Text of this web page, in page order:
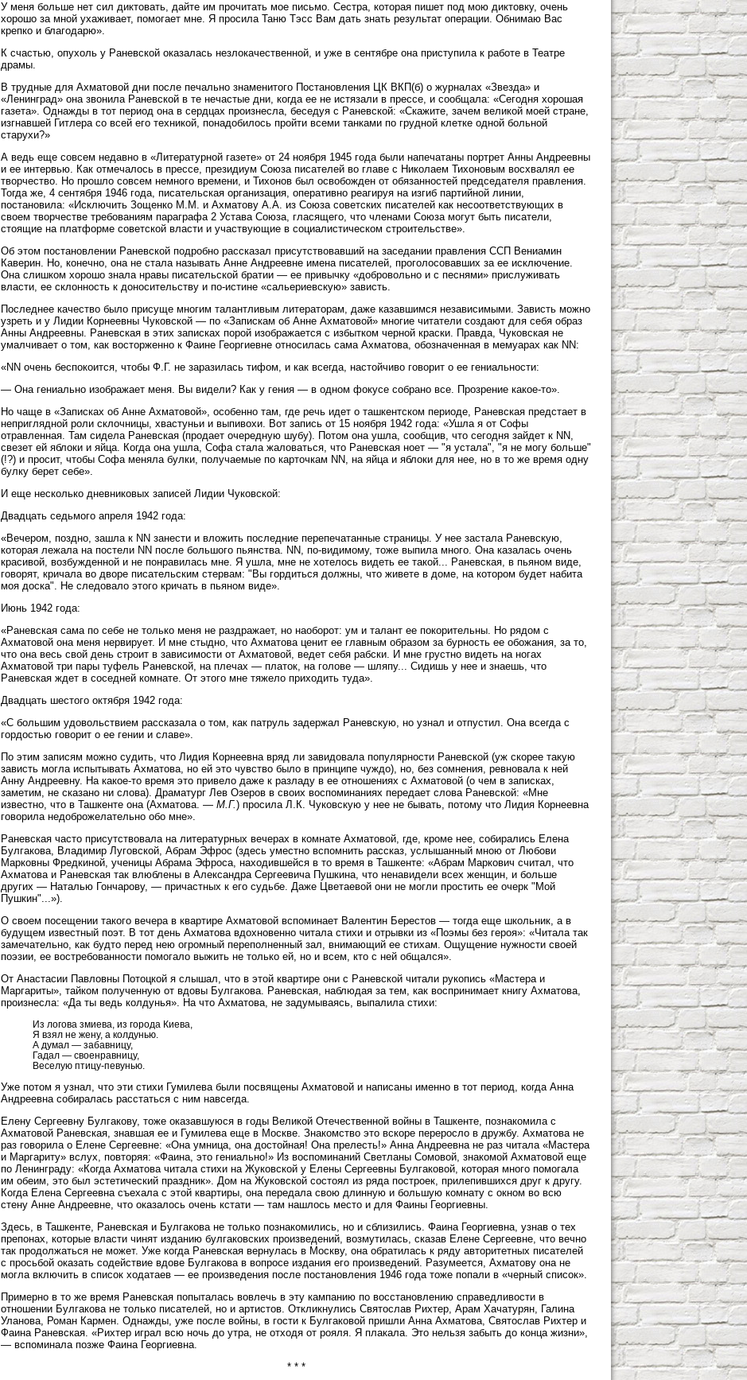
У меня больше нет сил диктовать, дайте им прочитать мое письмо. Сестра, которая пишет под мою диктовку, очень
хорошо за мной ухаживает, помогает мне. Я просила Таню Тэсс Вам дать знать результат операции. Обнимаю Вас
крепко и благодарю».
К счастью, опухоль у Раневской оказалась незлокачественной, и уже в сентябре она приступила к работе в Театре
драмы.
В трудные для Ахматовой дни после печально знаменитого Постановления ЦК ВКП(б) о журналах «Звезда» и
«Ленинград» она звонила Раневской в те нечастые дни, когда ее не истязали в прессе, и сообщала: «Сегодня хорошая
газета». Однажды в тот период она в сердцах произнесла, беседуя с Раневской: «Скажите, зачем великой моей стране,
изгнавшей Гитлера со всей его техникой, понадобилось пройти всеми танками по грудной клетке одной больной
старухи?»
А ведь еще совсем недавно в «Литературной газете» от 24 ноября 1945 года были напечатаны портрет Анны Андреевны
и ее интервью. Как отмечалось в прессе, президиум Союза писателей во главе с Николаем Тихоновым восхвалял ее
творчество. Но прошло совсем немного времени, и Тихонов был освобожден от обязанностей председателя правления.
Тогда же, 4 сентября 1946 года, писательская организация, оперативно реагируя на изгиб партийной линии,
постановила: «Исключить Зощенко М.М. и Ахматову А.А. из Союза советских писателей как несоответствующих в
своем творчестве требованиям параграфа 2 Устава Союза, гласящего, что членами Союза могут быть писатели,
стоящие на платформе советской власти и участвующие в социалистическом строительстве».
Об этом постановлении Раневской подробно рассказал присутствовавший на заседании правления ССП Вениамин
Каверин. Но, конечно, она не стала называть Анне Андреевне имена писателей, проголосовавших за ее исключение.
Она слишком хорошо знала нравы писательской братии — ее привычку «добровольно и с песнями» прислуживать
власти, ее склонность к доносительству и по-истине «сальериевскую» зависть.
Последнее качество было присуще многим талантливым литераторам, даже казавшимся независимыми. Зависть можно
узреть и у Лидии Корнеевны Чуковской — по «Запискам об Анне Ахматовой» многие читатели создают для себя образ
Анны Андреевны. Раневская в этих записках порой изображается с избытком черной краски. Правда, Чуковская не
умалчивает о том, как восторженно к Фаине Георгиевне относилась сама Ахматова, обозначенная в мемуарах как NN:
«NN очень беспокоится, чтобы Ф.Г. не заразилась тифом, и как всегда, настойчиво говорит о ее гениальности:
— Она гениально изображает меня. Вы видели? Как у гения — в одном фокусе собрано все. Прозрение какое-то».
Но чаще в «Записках об Анне Ахматовой», особенно там, где речь идет о ташкентском периоде, Раневская предстает в
неприглядной роли склочницы, хвастуньи и выпивохи. Вот запись от 15 ноября 1942 года: «Ушла я от Софы
отравленная. Там сидела Раневская (продает очередную шубу). Потом она ушла, сообщив, что сегодня зайдет к NN,
свезет ей яблоки и яйца. Когда она ушла, Софа стала жаловаться, что Раневская ноет — "я устала", "я не могу больше"
(!?) и просит, чтобы Софа меняла булки, получаемые по карточкам NN, на яйца и яблоки для нее, но в то же время одну
булку берет себе».
И еще несколько дневниковых записей Лидии Чуковской:
Двадцать седьмого апреля 1942 года:
«Вечером, поздно, зашла к NN занести и вложить последние перепечатанные страницы. У нее застала Раневскую,
которая лежала на постели NN после большого пьянства. NN, по-видимому, тоже выпила много. Она казалась очень
красивой, возбужденной и не понравилась мне. Я ушла, мне не хотелось видеть ее такой... Раневская, в пьяном виде,
говорят, кричала во дворе писательским стервам: "Вы гордиться должны, что живете в доме, на котором будет набита
моя доска". Не следовало этого кричать в пьяном виде».
Июнь 1942 года:
«Раневская сама по себе не только меня не раздражает, но наоборот: ум и талант ее покорительны. Но рядом с
Ахматовой она меня нервирует. И мне стыдно, что Ахматова ценит ее главным образом за бурность ее обожания, за то,
что она весь свой день строит в зависимости от Ахматовой, ведет себя рабски. И мне грустно видеть на ногах
Ахматовой три пары туфель Раневской, на плечах — платок, на голове — шляпу... Сидишь у нее и знаешь, что
Раневская ждет в соседней комнате. От этого мне тяжело приходить туда».
Двадцать шестого октября 1942 года:
«С большим удовольствием рассказала о том, как патруль задержал Раневскую, но узнал и отпустил. Она всегда с
гордостью говорит о ее гении и славе».
По этим записям можно судить, что Лидия Корнеевна вряд ли завидовала популярности Раневской (уж скорее такую
зависть могла испытывать Ахматова, но ей это чувство было в принципе чуждо), но, без сомнения, ревновала к ней
Анну Андреевну. На какое-то время это привело даже к разладу в ее отношениях с Ахматовой (о чем в записках,
заметим, не сказано ни слова). Драматург Лев Озеров в своих воспоминаниях передает слова Раневской: «Мне
известно, что в Ташкенте она (Ахматова. — М.Г.) просила Л.К. Чуковскую у нее не бывать, потому что Лидия Корнеевна
говорила недоброжелательно обо мне».
Раневская часто присутствовала на литературных вечерах в комнате Ахматовой, где, кроме нее, собирались Елена
Булгакова, Владимир Луговской, Абрам Эфрос (здесь уместно вспомнить рассказ, услышанный мною от Любови
Марковны Фредкиной, ученицы Абрама Эфроса, находившейся в то время в Ташкенте: «Абрам Маркович считал, что
Ахматова и Раневская так влюблены в Александра Сергеевича Пушкина, что ненавидели всех женщин, и больше
других — Наталью Гончарову, — причастных к его судьбе. Даже Цветаевой они не могли простить ее очерк "Мой
Пушкин"...»).
О своем посещении такого вечера в квартире Ахматовой вспоминает Валентин Берестов — тогда еще школьник, а в
будущем известный поэт. В тот день Ахматова вдохновенно читала стихи и отрывки из «Поэмы без героя»: «Читала так
замечательно, как будто перед нею огромный переполненный зал, внимающий ее стихам. Ощущение нужности своей
поэзии, ее востребованности помогало выжить не только ей, но и всем, кто с ней общался».
От Анастасии Павловны Потоцкой я слышал, что в этой квартире они с Раневской читали рукопись «Мастера и
Маргариты», тайком полученную от вдовы Булгакова. Раневская, наблюдая за тем, как воспринимает книгу Ахматова,
произнесла: «Да ты ведь колдунья». На что Ахматова, не задумываясь, выпалила стихи:
Из логова змиева, из города Киева,
Я взял не жену, а колдунью.
А думал — забавницу,
Гадал — своенравницу,
Веселую птицу-певунью.
Уже потом я узнал, что эти стихи Гумилева были посвящены Ахматовой и написаны именно в тот период, когда Анна
Андреевна собиралась расстаться с ним навсегда.
Елену Сергеевну Булгакову, тоже оказавшуюся в годы Великой Отечественной войны в Ташкенте, познакомила с
Ахматовой Раневская, знавшая ее и Гумилева еще в Москве. Знакомство это вскоре переросло в дружбу. Ахматова не
раз говорила о Елене Сергеевне: «Она умница, она достойная! Она прелесть!» Анна Андреевна не раз читала «Мастера
и Маргариту» вслух, повторяя: «Фаина, это гениально!» Из воспоминаний Светланы Сомовой, знакомой Ахматовой еще
по Ленинграду: «Когда Ахматова читала стихи на Жуковской у Елены Сергеевны Булгаковой, которая много помогала
им обеим, это был эстетический праздник». Дом на Жуковской состоял из ряда построек, прилепившихся друг к другу.
Когда Елена Сергеевна съехала с этой квартиры, она передала свою длинную и большую комнату с окном во всю
стену Анне Андреевне, что оказалось очень кстати — там нашлось место и для Фаины Георгиевны.
Здесь, в Ташкенте, Раневская и Булгакова не только познакомились, но и сблизились. Фаина Георгиевна, узнав о тех
препонах, которые власти чинят изданию булгаковских произведений, возмутилась, сказав Елене Сергеевне, что вечно
так продолжаться не может. Уже когда Раневская вернулась в Москву, она обратилась к ряду авторитетных писателей
с просьбой оказать содействие вдове Булгакова в вопросе издания его произведений. Разумеется, Ахматову она не
могла включить в список ходатаев — ее произведения после постановления 1946 года тоже попали в «черный список».
Примерно в то же время Раневская попыталась вовлечь в эту кампанию по восстановлению справедливости в
отношении Булгакова не только писателей, но и артистов. Откликнулись Святослав Рихтер, Арам Хачатурян, Галина
Уланова, Роман Кармен. Однажды, уже после войны, в гости к Булгаковой пришли Анна Ахматова, Святослав Рихтер и
Фаина Раневская. «Рихтер играл всю ночь до утра, не отходя от рояля. Я плакала. Это нельзя забыть до конца жизни»,
— вспоминала позже Фаина Георгиевна.
* * *